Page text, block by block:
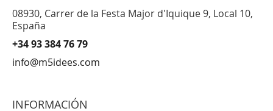
08930, Carrer de la Festa Major d'Iquique 9, Local 10,
España
+34 93 384 76 79
info@m5idees.com
INFORMACIÓN